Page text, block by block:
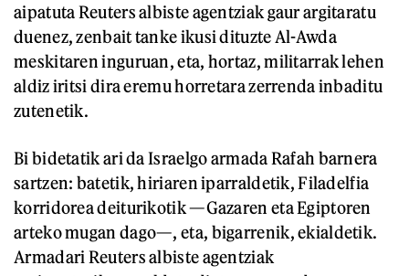
aipatuta Reuters albiste agentziak gaur argitaratu
duenez, zenbait tanke ikusi dituzte Al-Awda
meskitaren inguruan, eta, hortaz, militarrak lehen
aldiz iritsi dira eremu horretara zerrenda inbaditu
zutenetik.
Bi bidetatik ari da Israelgo armada Rafah barnera
sartzen: batetik, hiriaren iparraldetik, Filadelfia
korridorea deiturikotik —Gazaren eta Egiptoren
arteko mugan dago—, eta, bigarrenik, ekialdetik.
Armadari Reuters albiste agentziak